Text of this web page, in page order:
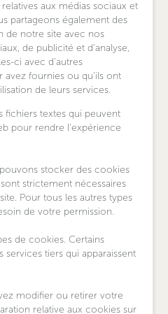
aux médias sociaux et
partageons également des
de notre site avec nos
de publicité et d'analyse,
ci avec d'autres
avez fournies ou qu'ils ont
de leurs services.
fichiers textes qui peuvent
pour rendre l'expérience
stocker des cookies
strictement nécessaires
Pour tous les autres types
de votre permission.
de cookies. Certains
tiers qui apparaissent
modifier ou retirer votre
relative aux cookies sur